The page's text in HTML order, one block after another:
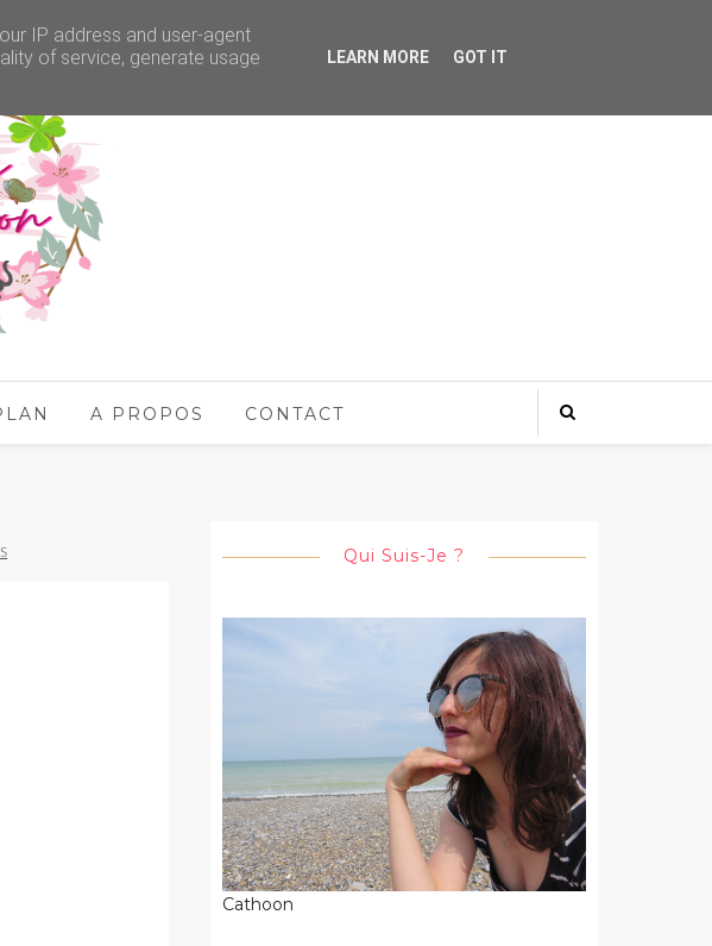
A PROPOS CONTACT
Qui Suis-Je ?
Cathoon
IP address and user-agent
of service, generate usage
LEARN MORE GOT IT